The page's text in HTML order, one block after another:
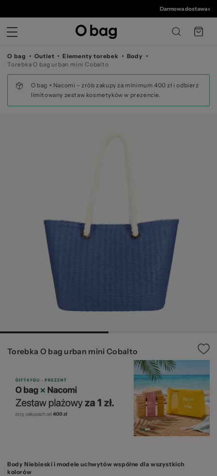
©
Darmowa dostawa od 350
O bag Outlet Elementy torebek
Body
Torebka O bag urban mini Cobalto
O bag × Nacomi – zrób zakupy za minimum 400 zł i odbierz
limitowany zestaw kosmetyków w prezencie.
Torebka O bag urban mini Cobalto
Body Niebieski i modele uchwytów wspólne dla wszystkich
kolorów